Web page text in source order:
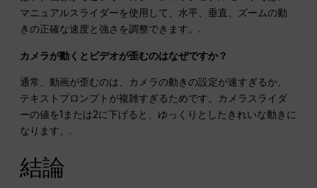
マニュアルスライダーを使用して、水平、垂直、ズームの動
きの正確な速度と強さを調整できます。.
カメラが動くとビデオが歪むのはなぜですか？
通常、動画が歪むのは、カメラの動きの設定が速すぎるか、
テキストプロンプトが複雑すぎるためです。カメラスライダ
ーの値を1または2に下げると、ゆっくりとしたきれいな動きに
なります。.
結論